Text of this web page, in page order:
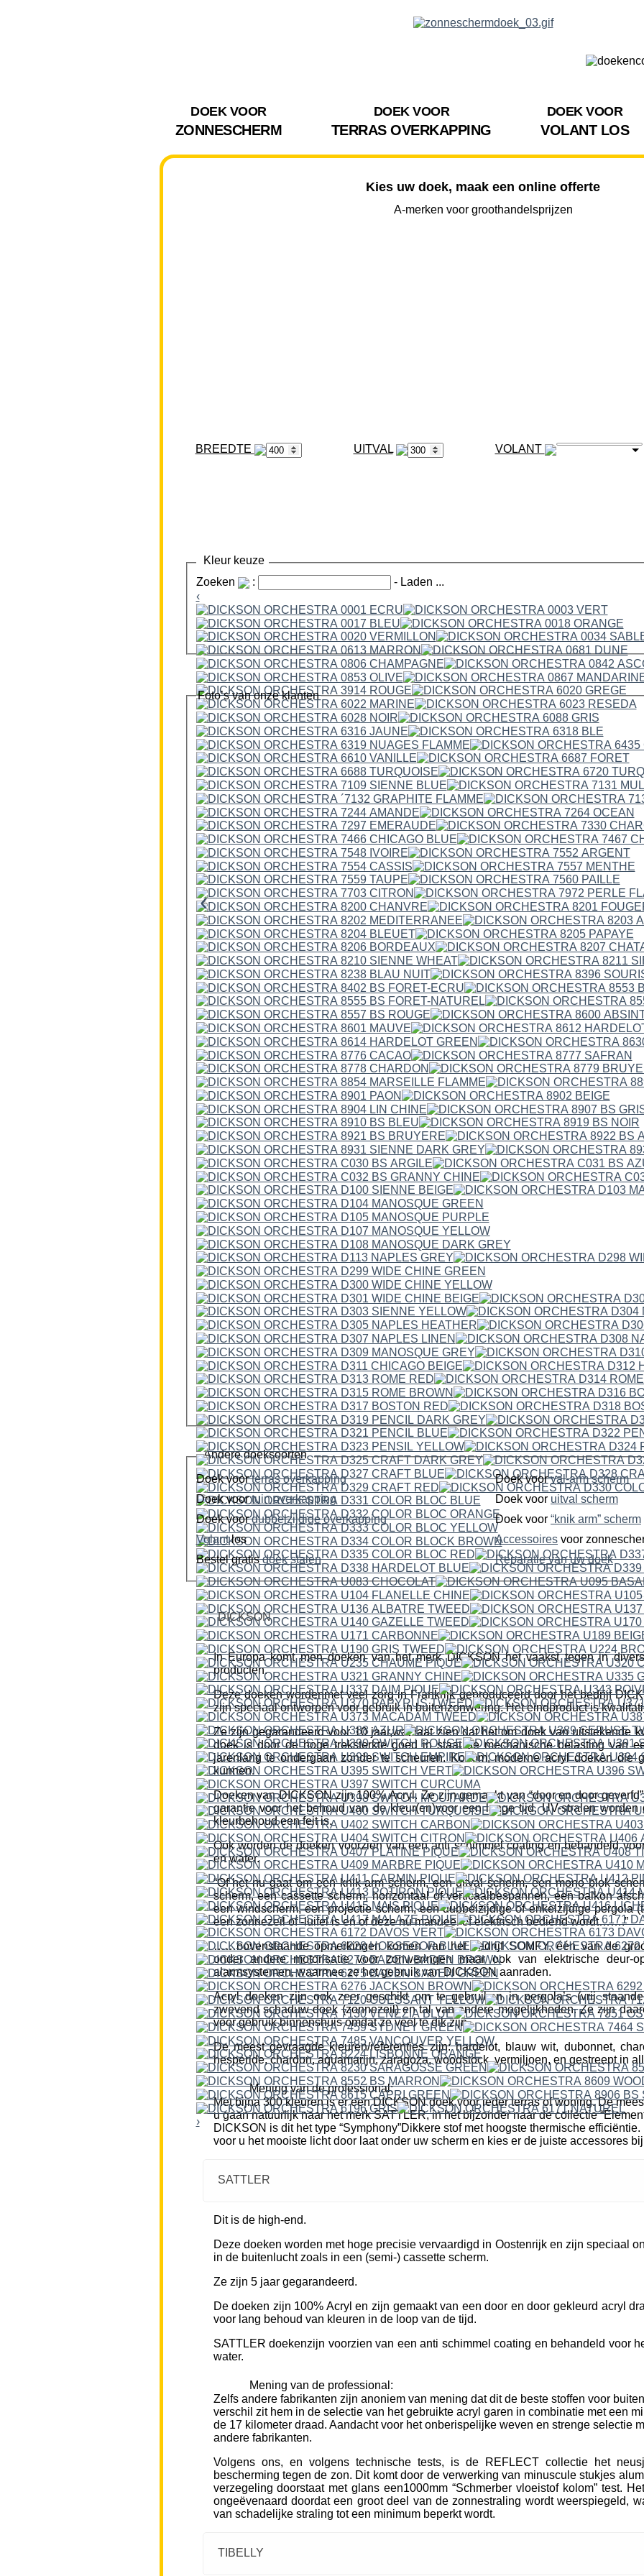
DOEK VOOR
ZONNESCHERM
DOEK VOOR
TERRAS OVERKAPPING
DOEK VOOR
VOLANT LOS
Kies uw doek, maak een online offerte
A-merken voor groothandelsprijzen
BREEDTE VOLANT
Kleur keuze
Zoeken
: - Laden ...
‹
›
Foto’s van onze klanten
‹
Andere doeksoorten
Doek voorterras overkapping Doek voor
val-arm scherm
Doek voor
tuin overkapping Doek voor
uitval scherm
Doek voor
dubbelzijdige overkapping Doek voor
“knik arm” scherm
Volantlos Accessoires voor
Bestel gratis doek stalen Reparatie van uw doek
DICKSON
In Europa komt men doeken van het merk DICKSON het vaakst tegen in
producten.
Deze doeken wordenmet veel zorg in Frankrijk geproduceerd door het bedrijf
zijn speciaal ontworpen voor gebruik in buitenzonwering. Het eindproduct is
Ze zijn gegarandeerd voor 10 jaar,wat laat zien dat het om doek van uitstekende
doek is door de hoge treksterkte goed in staat de mechanische belasting van
jarenlang te ondergaan zonder te scheuren. Kortom; moderne acryl doeken die
kunnen.
Doeken van DICKSON zijn 100% Acryl. Ze zijn gemaakt van “door en door
garantie voor het behoud van de kleur(en)voor een lange tijd. UV-stralen worden
kleurbehoud een feit is.
Ook worden de doeken voorzien van een anti schimmel coating en behandeld
en water.
“Of het nu gaat om een knik-arm scherm, een uitval scherm, een mono blok
scherm, een cassette scherm, horizontaal of verticaalbespannen, een balkon
een windscherm, een projectie scherm, een dubbelzijdige of enkelzijdige pergola
een zonnezeil of -luifel is en of deze nu manueel of elektrisch bediend wordt…….”
……bovenstaande opmerkingen komen van het bedrijf SOMFY, één van de
onder andere motorisatie voor zonweringen maar ook van elektrische deur-
alarmsystemen, waarmee ze het gebruik van DICKSON aanraden.
Acryl doeken zijn ook zeer geschikt om te gebruiken in pergola’s (vrij
zwevend schaduw doek (zonnezeil) en tal van andere mogelijkheden. Ze zijn
voor gebruik binnenshuis omdat ze veel te dik zijn.
De meest gevraagde kleuren/referenties zijn: hardelot, blauw wit, dubonnet,
hesperide, chardon, aquamarijn, zaragoza, woodstock, vermiljoen, en gestreept in
Mening van de professional:
Met bijna 300 kleuren is er een DICKSON doek voor ieder terras of woning. De
u gaan natuurlijk naar het merk SATTLER, in het bijzonder naar de collectie
DICKSON is dit het type “Symphony”Dikkere stof met hoogste thermische
voor u het mooiste licht door laat onder uw scherm en kies er de juiste accessores
SATTLER
Dit is de high-end.
Deze doeken worden met hoge precisie vervaardigd in Oostenrijk en zijn speciaal
in de buitenlucht zoals in een (semi-) cassette scherm.
Ze zijn 5 jaar gegarandeerd.
De doeken zijn 100% Acryl en zijn gemaakt van een door en door gekleurd acryl
voor lang behoud van kleuren in de loop van de tijd.
SATTLER doekenzijn voorzien van een anti schimmel coating en behandeld voor
water.
Mening van de professional:
Zelfs andere fabrikanten zijn anoniem van mening dat dit de beste stoffen voor
verschil zit hem in de selectie van het gebruikte acryl garen in combinatie met een
de 17 kilometer draad. Aandacht voor het onberispelijke weven en strenge selectie
andere fabrikanten.
Volgens ons, en volgens technische tests, is de REFLECT collectie het
bescherming tegen de zon. Dit komt door de verwerking van minuscule stukjes
verzegeling doorstaat met glans een1000mm “Schmerber vloeistof kolom” test.
ongeëvenaard doordat een groot deel van de zonnestraling wordt weerspiegeld,
van schadelijke straling tot een minimum beperkt wordt.
TIBELLY